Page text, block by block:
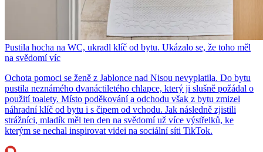
Pustila hocha na WC, ukradl klíč od bytu. Ukázalo se, že toho měl
na svědomí víc
Ochota pomoci se ženě z Jablonce nad Nisou nevyplatila. Do bytu
pustila neznámého dvanáctiletého chlapce, který ji slušně požádal o
použití toalety. Místo poděkování a odchodu však z bytu zmizel
náhradní klíč od bytu i s čipem od vchodu. Jak následně zjistili
strážníci, mladík měl ten den na svědomí už více výstřelků, ke
kterým se nechal inspirovat videi na sociální síti TikTok.